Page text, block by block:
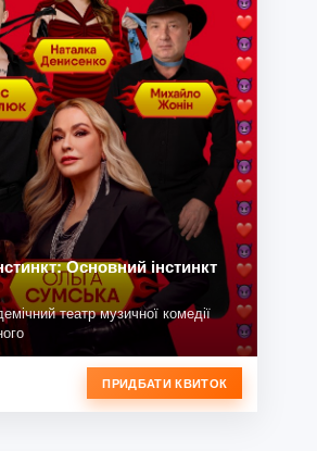
Основний інстинкт
театр музичної комедії
ПРИДБАТИ КВИТОК